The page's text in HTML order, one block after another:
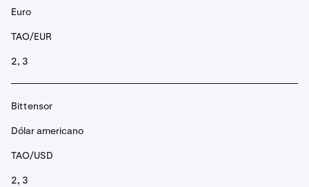
Euro
TAO/EUR
2, 3
Bittensor
Dólar americano
TAO/USD
2, 3